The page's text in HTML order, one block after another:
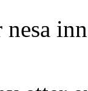
nesa